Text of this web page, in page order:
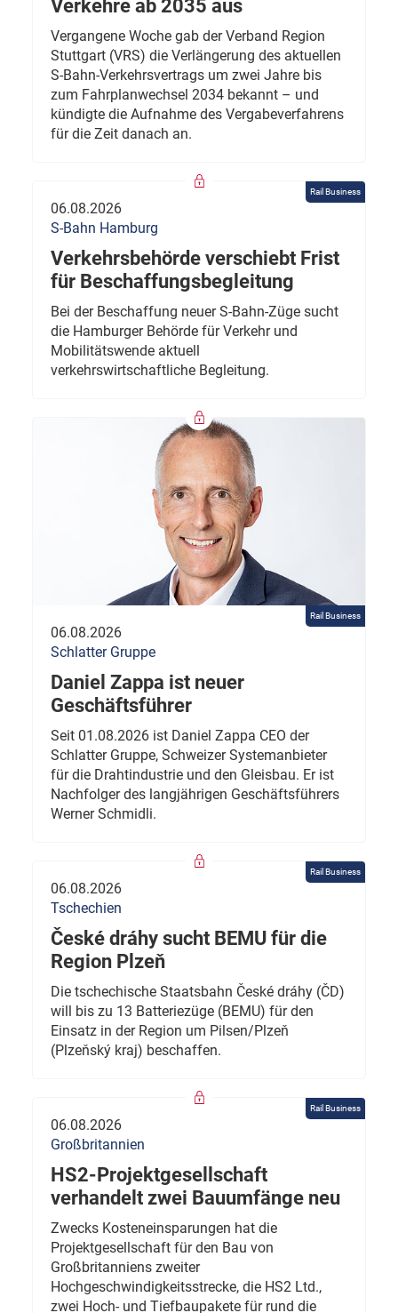
Verkehre ab 2035 aus
Vergangene Woche gab der Verband Region
Stuttgart (VRS) die Verlängerung des aktuellen
S-Bahn-Verkehrsvertrags um zwei Jahre bis
zum Fahrplanwechsel 2034 bekannt – und
kündigte die Aufnahme des Vergabeverfahrens
für die Zeit danach an.
Rail Business
06.08.2026
S-Bahn Hamburg
Verkehrsbehörde verschiebt Frist
für Beschaffungsbegleitung
Bei der Beschaffung neuer S-Bahn-Züge sucht
die Hamburger Behörde für Verkehr und
Mobilitätswende aktuell
verkehrswirtschaftliche Begleitung.
Rail Business
06.08.2026
Schlatter Gruppe
Daniel Zappa ist neuer
Geschäftsführer
Seit 01.08.2026 ist Daniel Zappa CEO der
Schlatter Gruppe, Schweizer Systemanbieter
für die Drahtindustrie und den Gleisbau. Er ist
Nachfolger des langjährigen Geschäftsführers
Werner Schmidli.
Rail Business
06.08.2026
Tschechien
České dráhy sucht BEMU für die
Region Plzeň
Die tschechische Staatsbahn České dráhy (ČD)
will bis zu 13 Batteriezüge (BEMU) für den
Einsatz in der Region um Pilsen/Plzeň
(Plzeňský kraj) beschaffen.
Rail Business
06.08.2026
Großbritannien
HS2-Projektgesellschaft
verhandelt zwei Bauumfänge neu
Zwecks Kosteneinsparungen hat die
Projektgesellschaft für den Bau von
Großbritanniens zweiter
Hochgeschwindigkeitsstrecke, die HS2 Ltd.,
zwei Hoch- und Tiefbaupakete für rund die